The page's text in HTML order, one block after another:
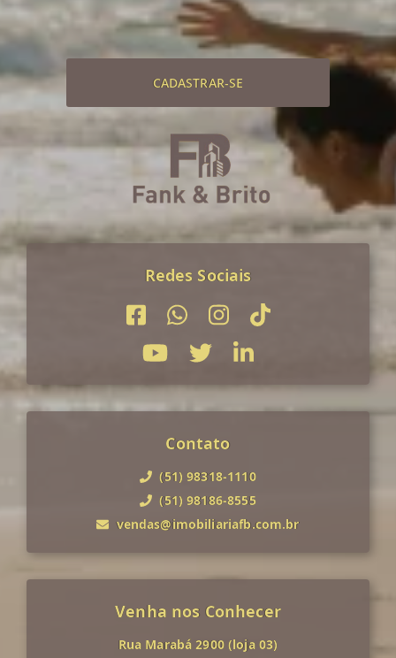
CADASTRAR-SE
Redes Sociais
Contato
(51) 98318-1110
(51) 98186-8555
vendas@imobiliariafb.com.br
Venha nos Conhecer
Rua Marabá 2900 (loja 03)